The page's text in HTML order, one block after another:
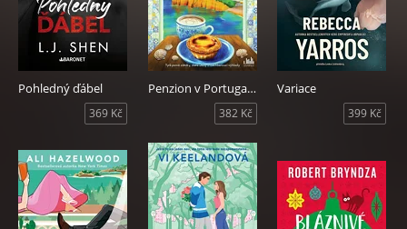
Pohledný ďábel
369 Kč
Penzion v Portugalsku
382 Kč
Variace
399 Kč